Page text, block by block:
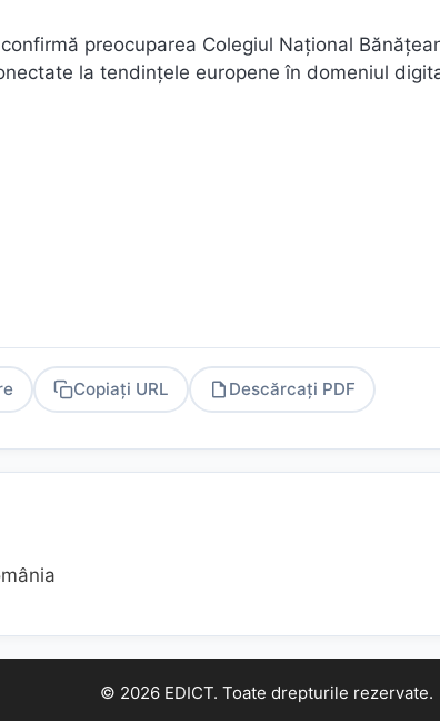
preocuparea Colegiul Național
la tendințele europene în domeniul
Copiați URL Descărcați PDF
© 2026 EDICT. Toate drepturile rezervate.